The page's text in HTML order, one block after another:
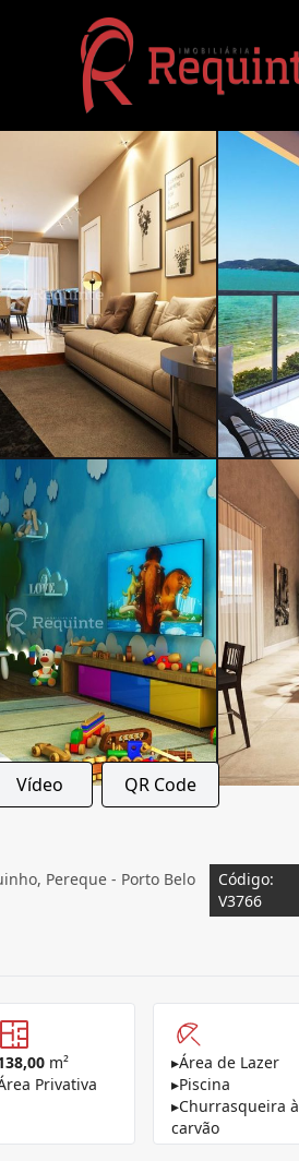
Vídeo QR Code
Pereque - Porto Belo
Código:
V3766
m²
Privativa
▸Área de Lazer
▸Piscina
▸Churrasqueira à
carvão